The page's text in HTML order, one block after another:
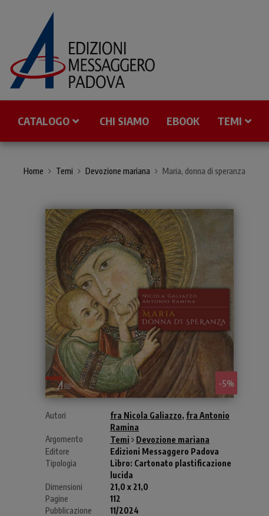
CATALOGO CHI SIAMO EBOOK TEMI
Home Temi Devozione mariana Maria, donna di speranza
- 5%
Autori fra Nicola Galiazzo, fra Antonio
Ramina
Argomento
Temi
Devozione mariana
Editore
Edizioni Messaggero Padova
Tipologia
Libro: Cartonato plastificazione
lucida
Dimensioni
21,0 x 21,0
Pagine
112
Pubblicazione
11/2024